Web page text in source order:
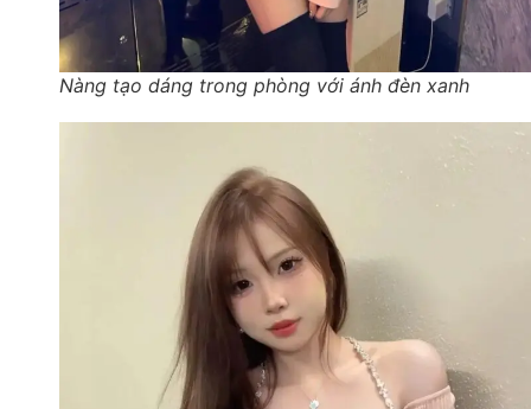
Nàng tạo dáng trong phòng với ánh đèn xanh